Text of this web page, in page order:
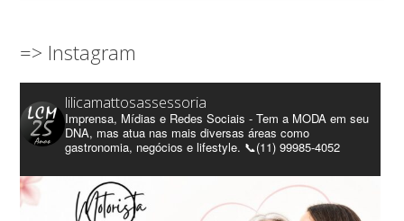
=> Instagram
lilicamattosassessoria
Imprensa, Mídias e Redes Sociais - Tem a MODA em seu
DNA, mas atua nas mais diversas áreas como
gastronomia, negócios e lifestyle. 📞(11) 99985-4052